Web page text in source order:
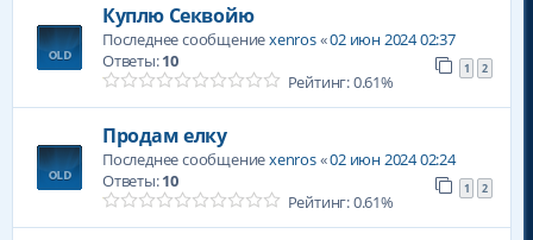
Куплю Секвойю
Последнее сообщениеxenros«02 июн 2024 02:37
Ответы:10 1 2
Рейтинг: 0.61%
Продам елку
Последнее сообщениеxenros«02 июн 2024 02:24
Ответы:10 1 2
Рейтинг: 0.61%